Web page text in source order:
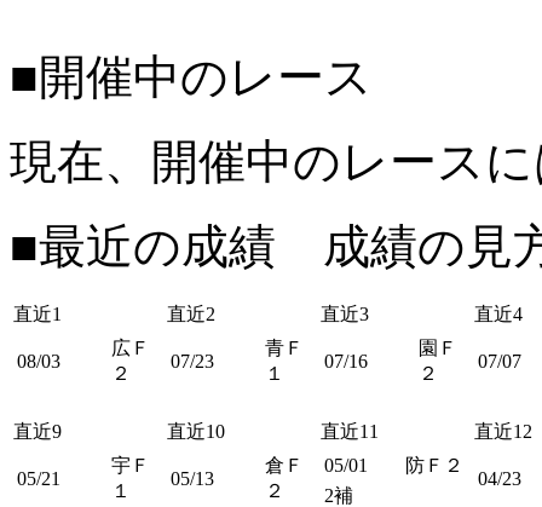
■開催中のレース
現在、開催中のレース
■最近の成績 成績の見
直近1 直近2 直近3 直近4
08/03
広Ｆ
２
07/23
青Ｆ
１
07/16
園Ｆ
２
07/07
直近9 直近10 直近11 直近12
05/21
宇Ｆ
１
05/13
倉Ｆ
２
05/01
防Ｆ２
2補
04/23